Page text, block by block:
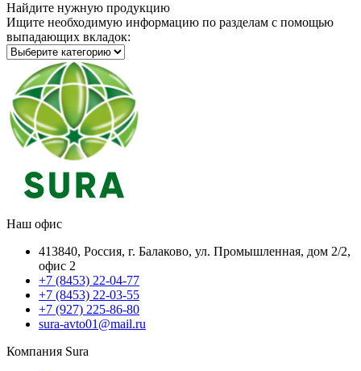
Найдите нужную продукцию
Ищите необходимую информацию по разделам с помощью
выпадающих вкладок:
Наш офис
413840, Россия, г. Балаково, ул. Промышленная, дом 2/2,
офис 2
+7 (8453) 22-04-77
+7 (8453) 22-03-55
+7 (927) 225-86-80
sura-avto01@mail.ru
Компания Sura